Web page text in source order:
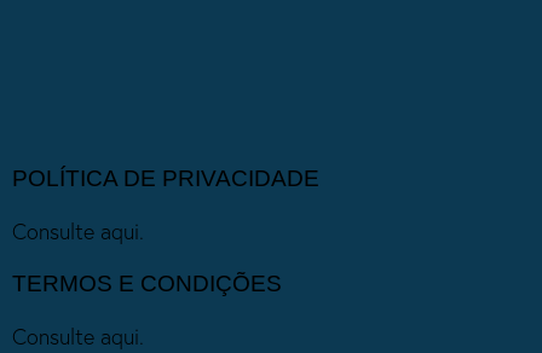
POLÍTICA DE PRIVACIDADE
Consulte aqui.
TERMOS E CONDIÇÕES
Consulte aqui.